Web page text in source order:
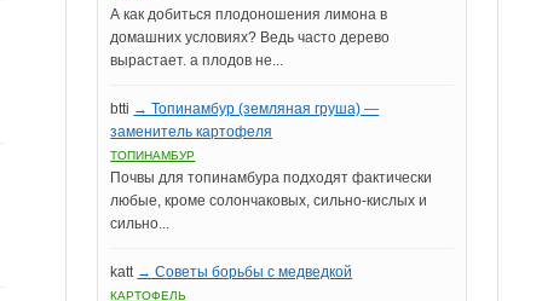
А как добиться плодоношения лимона в
домашних условиях? Ведь часто дерево
вырастает. а плодов не...
btti → Топинамбур (земляная груша) —
заменитель картофеля
ТОПИНАМБУР
Почвы для топинамбура подходят фактически
любые, кроме солончаковых, сильно-кислых и
сильно...
katt → Советы борьбы с медведкой
КАРТОФЕЛЬ